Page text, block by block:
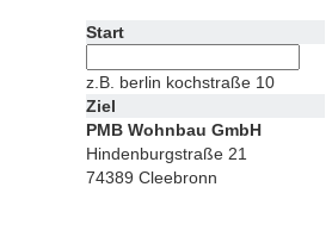
Start
z.B. berlin kochstraße 10
Ziel
PMB Wohnbau GmbH
Hindenburgstraße 21
74389 Cleebronn